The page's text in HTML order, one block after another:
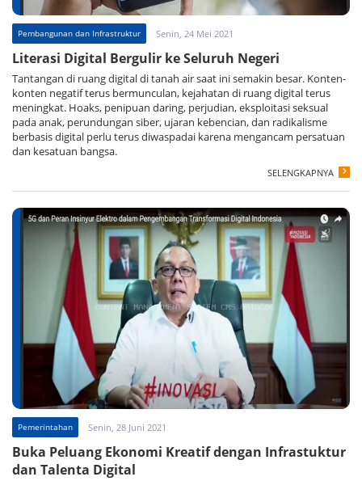
Pembangunan dan Infrastruktur Senin, 24 Mei 2021
Literasi Digital Bergulir ke Seluruh Negeri
Tantangan di ruang digital di tanah air saat ini semakin besar. Konten-
konten negatif terus bermunculan, kejahatan di ruang digital terus
meningkat. Hoaks, penipuan daring, perjudian, eksploitasi seksual
pada anak, perundungan siber, ujaran kebencian, dan radikalisme
berbasis digital perlu terus diwaspadai karena mengancam persatuan
dan kesatuan bangsa.
SELENGKAPNYA
Pemerintahan Senin, 28 Juni 2021
Buka Peluang Ekonomi Kreatif dengan Infrastuktur
dan Talenta Digital